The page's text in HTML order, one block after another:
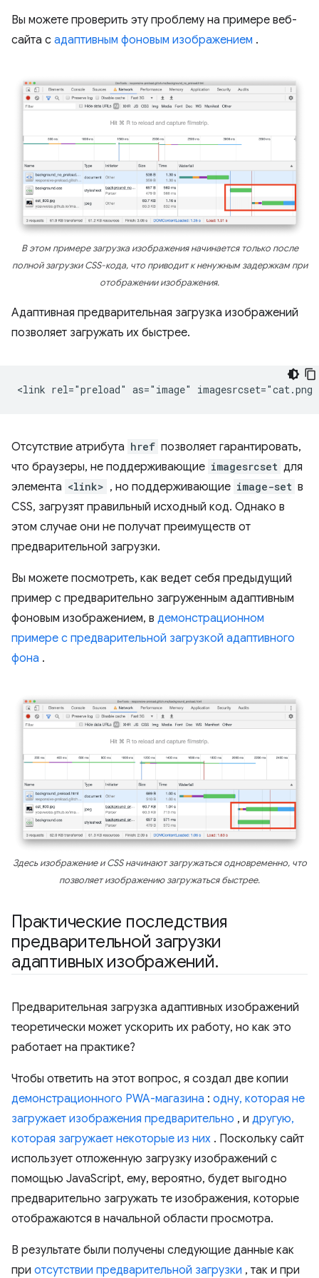
Вы можете проверить эту проблему на примере веб-
сайта с адаптивным фоновым изображением .
В этом примере загрузка изображения начинается только после
полной загрузки CSS-кода, что приводит к ненужным задержкам при
отображении изображения.
Адаптивная предварительная загрузка изображений
позволяет загружать их быстрее.
Отсутствие атрибута href позволяет гарантировать,
что браузеры, не поддерживающие imagesrcset для
элемента <link> , но поддерживающие image-set в
CSS, загрузят правильный исходный код. Однако в
этом случае они не получат преимуществ от
предварительной загрузки.
Вы можете посмотреть, как ведет себя предыдущий
пример с предварительно загруженным адаптивным
фоновым изображением, в демонстрационном
примере с предварительной загрузкой адаптивного
фона .
Здесь изображение и CSS начинают загружаться одновременно, что
позволяет изображению загружаться быстрее.
Практические последствия
предварительной загрузки
адаптивных изображений.
Предварительная загрузка адаптивных изображений
теоретически может ускорить их работу, но как это
работает на практике?
Чтобы ответить на этот вопрос, я создал две копии
демонстрационного PWA-магазина : одну, которая не
загружает изображения предварительно , и другую,
которая загружает некоторые из них . Поскольку сайт
использует отложенную загрузку изображений с
помощью JavaScript, ему, вероятно, будет выгодно
предварительно загружать те изображения, которые
отображаются в начальной области просмотра.
В результате были получены следующие данные как
при отсутствии предварительной загрузки , так и при